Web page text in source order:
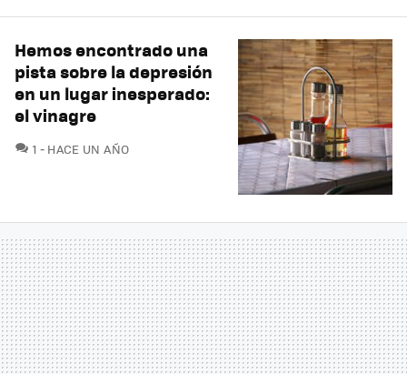
Hemos encontrado una
pista sobre la depresión
en un lugar inesperado:
el vinagre
1 COMENTARIOS
HACE UN AÑO